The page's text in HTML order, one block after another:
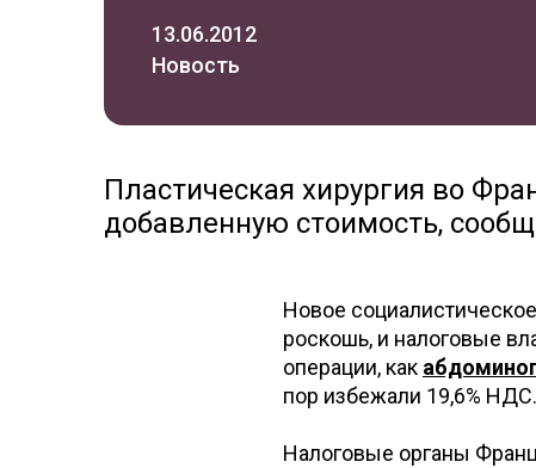
13.06.2012
Новость
Пластическая хирургия во
добавленную стоимость,
Новое
роскошь, и налоговые
операции, как
пор избежали 19,6% НДС.
Налоговые органы